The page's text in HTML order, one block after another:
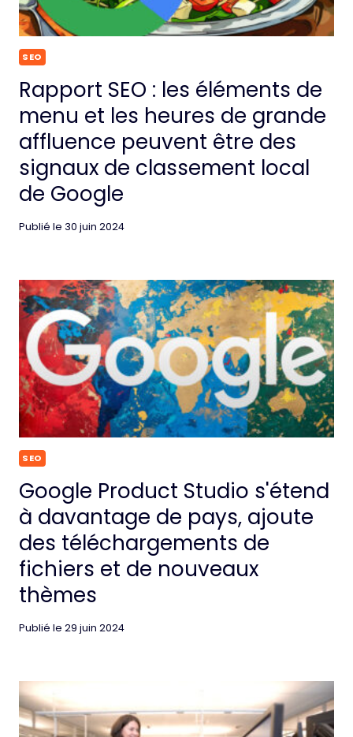
SEO
Rapport SEO : les éléments de
menu et les heures de grande
affluence peuvent être des
signaux de classement local
de Google
Publié le 30 juin 2024
SEO
Google Product Studio s'étend
à davantage de pays, ajoute
des téléchargements de
fichiers et de nouveaux
thèmes
Publié le 29 juin 2024